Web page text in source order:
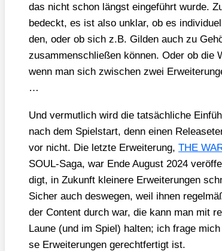
das nicht schon längst ein­ge­führt wur­de.
bedeckt, es ist also unklar, ob es
den, oder ob sich z.B. Gil­den auch zu
zusam­men­schlie­ßen kön­nen. Oder ob die
wenn man sich zwi­schen zwei
…
Und ver­mut­lich wird die tat­säch­li­che
nach dem Spiel­start, denn einen
vor nicht. Die letz­te Erwei­te­rung, THE
SOUL-Saga, war Ende August 2024
digt, in Zukunft klei­ne­re Erwei­te­run­gen
Sicher auch des­we­gen, weil ihnen
der Con­tent durch war, die kann man mit
Lau­ne (und im Spiel) hal­ten; ich fra­ge
se Erwei­te­run­gen gerecht­fer­tigt ist.